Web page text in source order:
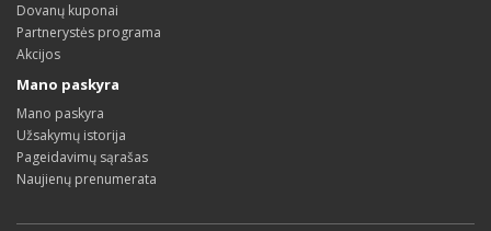
Dovanų kuponai
Partnerystės programa
Akcijos
Mano paskyra
Mano paskyra
Užsakymų istorija
Pageidavimų sąrašas
Naujienų prenumerata